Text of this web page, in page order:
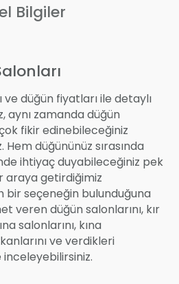
Bilgiler
ve düğün fiyatları ile detaylı
aynı zamanda düğün
çok fikir edinebileceğiniz
düğününüz sırasında
ihtiyaç duyabileceğiniz pek
araya getirdiğimiz
bir seçeneğin bulunduğuna
veren düğün salonlarını, kır
salonlarını, kına
ve verdikleri